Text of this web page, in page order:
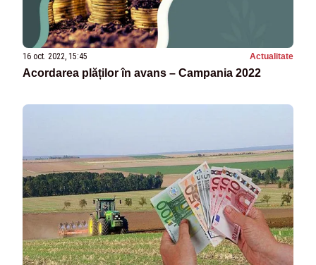
16 oct. 2022, 15:45 Actualitate
Acordarea plăților în avans – Campania 2022